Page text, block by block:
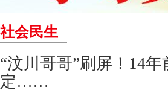
社会民生
“汶川哥哥”刷屏！14
定……